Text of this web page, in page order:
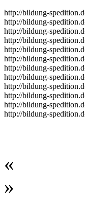
http://bildung-
http://bildung-
http://bildung-
http://bildung-
http://bildung-
http://bildung-
http://bildung-
http://bildung-
http://bildung-
http://bildung-
http://bildung-
http://bildung-
«
»